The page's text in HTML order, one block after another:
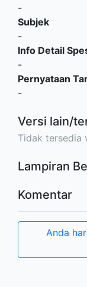
-
Subjek
-
Info Detail
-
Pernyataan
-
Versi lain/
Tidak tersedia
Lampiran
Komentar
Anda